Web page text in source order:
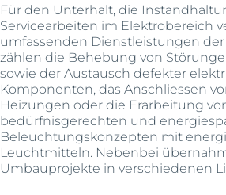
Für den Unterhalt, die
Servicearbeiten im Elektrobereich
umfassenden Dienstleistungen der
zählen die Behebung von
sowie der Austausch defekter
Komponenten, das Anschliessen
Heizungen oder die Erarbeitung
bedürfnisgerechten und
Beleuchtungskonzepten mit
Leuchtmitteln. Nebenbei
Umbauprojekte in verschiedenen